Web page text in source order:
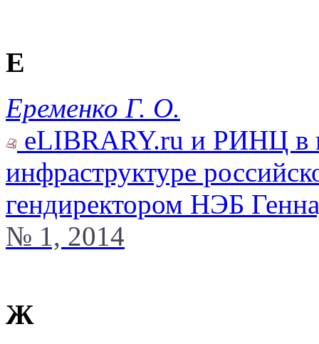
Е
Еременко Г. О.
eLIBRARY.ru и РИНЦ в
инфраструктуре
гендиректором НЭБ
№ 1, 2014
Ж